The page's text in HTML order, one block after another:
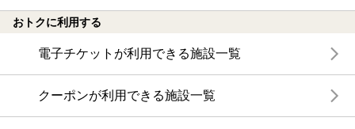
おトクに利用する
電子チケットが利用できる施設一覧
クーポンが利用できる施設一覧